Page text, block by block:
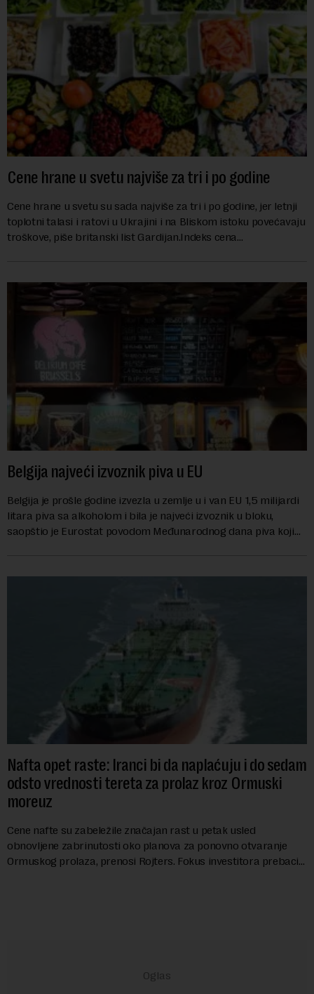
Cene hrane u svetu najviše za tri i po godine
Cene hrane u svetu su sada najviše za tri i po godine, jer letnji
toplotni talasi i ratovi u Ukrajini i na Bliskom istoku povećavaju
troškove, piše britanski list Gardijan.Indeks cena
Belgija najveći izvoznik piva u EU
Belgija je prošle godine izvezla u zemlje u i van EU 1,5 milijardi
litara piva sa alkoholom i bila je najveći izvoznik u bloku,
saopštio je Eurostat povodom Međunarodnog dana piva koji
Nafta opet raste: Iranci bi da naplaćuju i do sedam
odsto vrednosti tereta za prolaz kroz Ormuski
moreuz
Cene nafte su zabeležile značajan rast u petak usled
obnovljene zabrinutosti oko planova za ponovno otvaranje
Ormuskog prolaza, prenosi Rojters. Fokus investitora prebacio